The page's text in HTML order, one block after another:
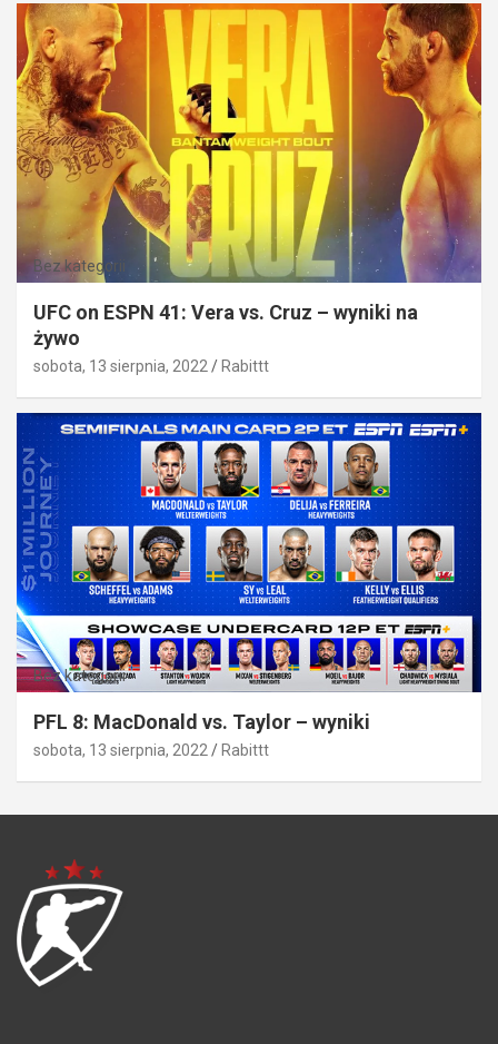
Bez kategorii
UFC on ESPN 41: Vera vs. Cruz – wyniki na
żywo
sobota, 13 sierpnia, 2022 Rabittt
Bez kategorii
PFL 8: MacDonald vs. Taylor – wyniki
sobota, 13 sierpnia, 2022 Rabittt